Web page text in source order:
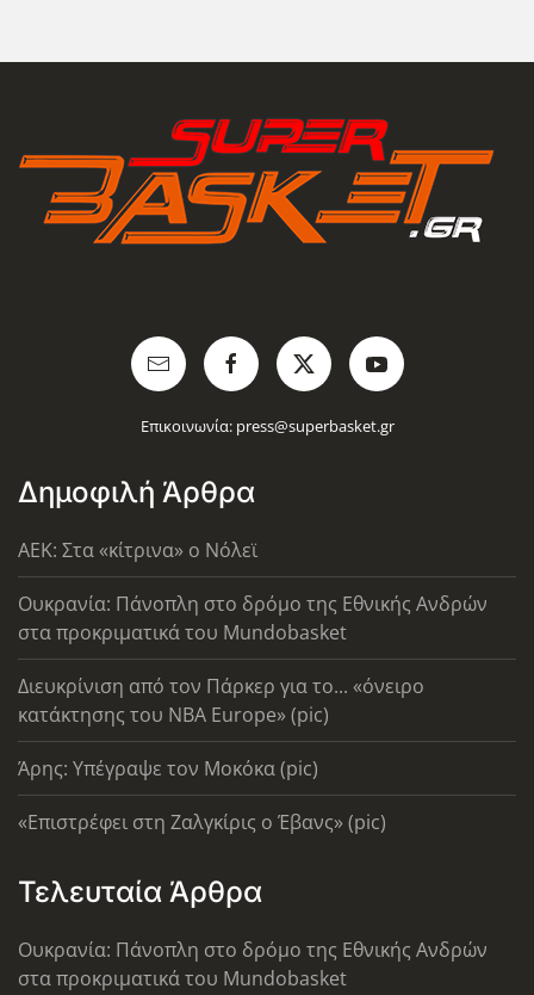
Επικοινωνία: press@superbasket.gr
Δημοφιλή Άρθρα
AEK: Στα «κίτρινα» ο Νόλεϊ
Ουκρανία: Πάνοπλη στο δρόμο της Εθνικής Ανδρών
στα προκριματικά του Mundobasket
Διευκρίνιση από τον Πάρκερ για το... «όνειρο
κατάκτησης του ΝΒΑ Europe» (pic)
Άρης: Υπέγραψε τον Μοκόκα (pic)
«Επιστρέφει στη Ζαλγκίρις ο Έβανς» (pic)
Τελευταία Άρθρα
Ουκρανία: Πάνοπλη στο δρόμο της Εθνικής Ανδρών
στα προκριματικά του Mundobasket